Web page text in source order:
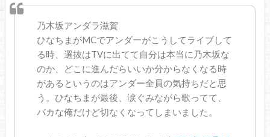
乃木坂アンダラ滋賀
ひなちまがMCでアンダーがこうしてライブして
る時、選抜はTVに出てて自分は本当に乃木坂な
のか、どこに進んだらいいか分からなくなる時
があるというのはアンダー全員の気持ちだと思
う。ひなちまが最後、涙ぐみながら歌ってて、
バカな俺だけど切なくなってしまいました。